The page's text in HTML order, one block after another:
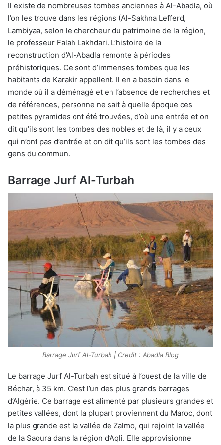
Il existe de nombreuses tombes anciennes à Al-Abadla, où
l’on les trouve dans les régions (Al-Sakhna Lefferd,
Lambiyaa, selon le chercheur du patrimoine de la région,
le professeur Falah Lakhdari. L’histoire de la
reconstruction d’Al-Abadla remonte à périodes
préhistoriques. Ce sont d’immenses tombes que les
habitants de Karakir appellent. Il en a besoin dans le
monde où il a déménagé et en l’absence de recherches et
de références, personne ne sait à quelle époque ces
petites pyramides ont été trouvées, d’où une entrée et on
dit qu’ils sont les tombes des nobles et de là, il y a ceux
qui n’ont pas d’entrée et on dit qu’ils sont les tombes des
gens du commun.
Barrage Jurf Al-Turbah
Barrage Jurf Al-Turbah | Credit : Abadla Blog
Le barrage Jurf Al-Turbah est situé à l’ouest de la ville de
Béchar, à 35 km. C’est l’un des plus grands barrages
d’Algérie. Ce barrage est alimenté par plusieurs grandes et
petites vallées, dont la plupart proviennent du Maroc, dont
la plus grande est la vallée de Zalmo, qui rejoint la vallée
de la Saoura dans la région d’Aqli. Elle approvisionne